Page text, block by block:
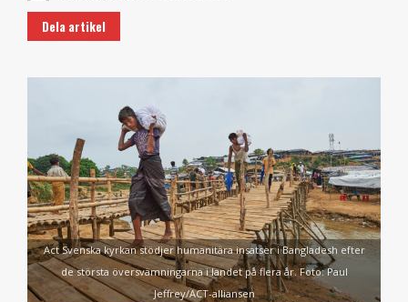
Dela artikel
Act Svenska kyrkan stödjer humanitära insatser i Bangladesh efter
de största översvämningarna i landet på flera år. Foto: Paul
Jeffrey/ACT-alliansen